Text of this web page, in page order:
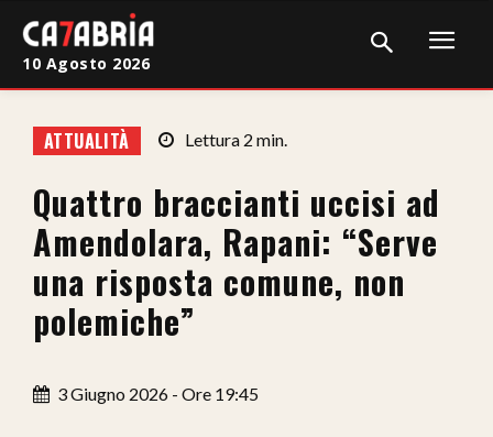
Cronaca
Giudiziaria
Politica
Sport
Sanità
10 Agosto 2026
ATTUALITÀ Lettura 2 min.
Quattro braccianti uccisi ad
Amendolara, Rapani: “Serve
una risposta comune, non
polemiche”
3 Giugno 2026 - Ore 19:45